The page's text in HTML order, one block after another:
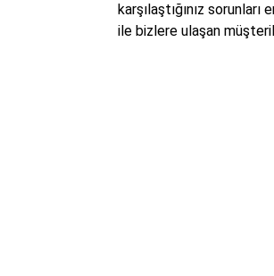
karşılaştığınız
ile bizlere ulaşan